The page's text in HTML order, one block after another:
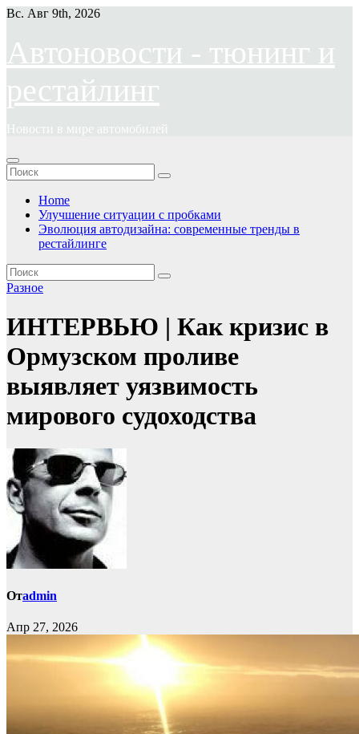
Перейти
содержимому
Вс. Авг 9th, 2026
Автоновости - тюнинг и
рестайлинг
Новости в мире автомобилей
Home
Улучшение ситуации с пробками
Эволюция автодизайна: современные тренды в
рестайлинге
Разное
ИНТЕРВЬЮ | Как кризис в
Ормузском проливе
выявляет уязвимость
мирового судоходства
Отadmin
Апр 27, 2026